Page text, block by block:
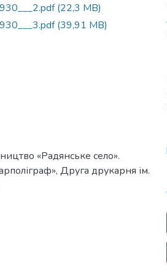
(22,3 MB)
(39,91 MB)
«Радянське село».
Друга друкарня ім.